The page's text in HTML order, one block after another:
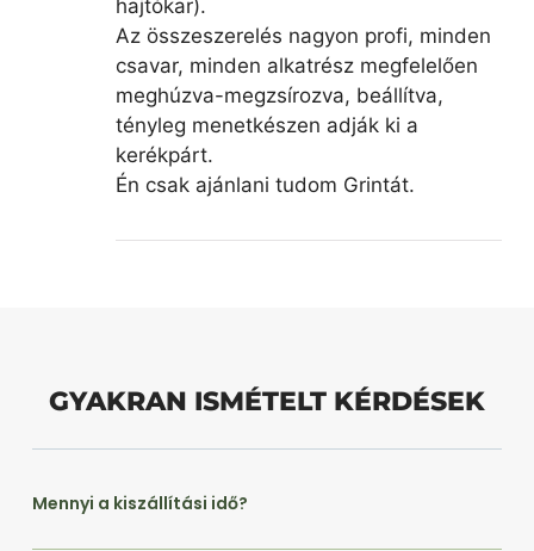
hajtókar).
Az összeszerelés nagyon profi, minden
csavar, minden alkatrész megfelelően
meghúzva-megzsírozva, beállítva,
tényleg menetkészen adják ki a
kerékpárt.
Én csak ajánlani tudom Grintát.
GYAKRAN ISMÉTELT KÉRDÉSEK
Mennyi a kiszállítási idő?